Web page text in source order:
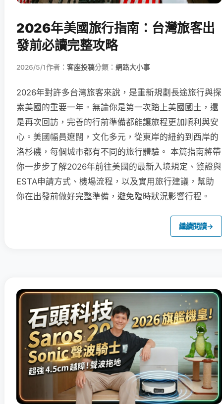
2026年美國旅行指南：台灣旅客出
發前必讀完整攻略
2026/5/1作者： 客座投稿分類： 網路大小事
2026年對許多台灣旅客來說，是重新規劃長途旅行與探
索美國的重要一年。無論你是第一次踏上美國國土，還
是再次回訪，完善的行前準備都能讓旅程更加順利與安
心。美國幅員遼闊，文化多元，從東岸的紐約到西岸的
洛杉磯，每個城市都有不同的旅行體驗。 本篇指南將帶
你一步步了解2026年前往美國的最新入境規定、簽證與
ESTA申請方式、機場流程，以及實用旅行建議，幫助
你在出發前做好完整準備，避免臨時狀況影響行程。
繼續閱讀→